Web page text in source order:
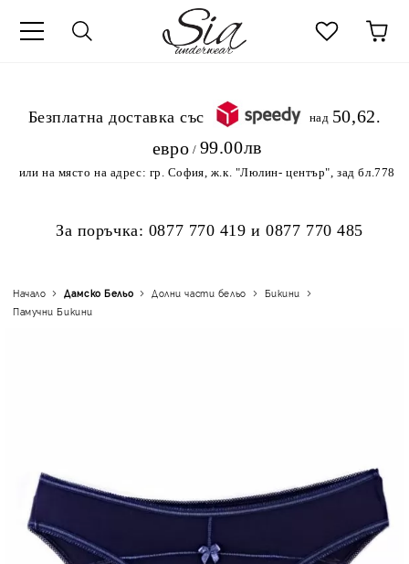
.Безплатна доставка със
над 50,62
евро / 99.00лв
или на място на адрес: гр. София, ж.к. "Люлин- център", зад бл.778
За поръчка: 0877 770 419 и0877 770 485
Начало Дамско Бельо Долни части бельо
Бикини
Памучни Бикини